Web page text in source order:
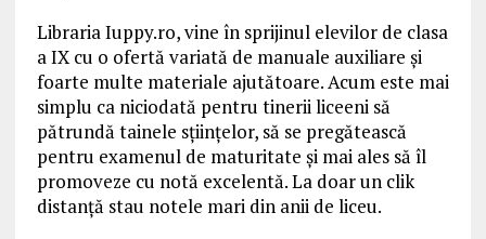
Libraria Iuppy.ro, vine în sprijinul elevilor de clasa
a IX cu o ofertă variată de manuale auxiliare şi
foarte multe materiale ajutătoare. Acum este mai
simplu ca niciodată pentru tinerii liceeni să
pătrundă tainele sţiinţelor, să se pregătească
pentru examenul de maturitate şi mai ales să îl
promoveze cu notă excelentă. La doar un clik
distanţă stau notele mari din anii de liceu.